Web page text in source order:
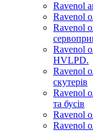
Ravenol
Ravenol
Ravenol
Ravenol
HVLPD.
Ravenol
скутерів
Ravenol
та бусів
Ravenol
Ravenol